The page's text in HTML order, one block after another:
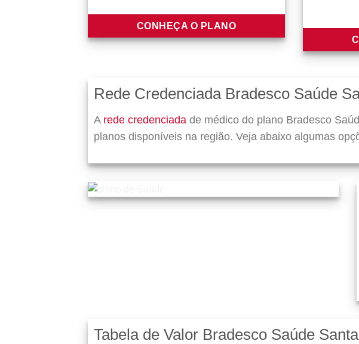
CONHEÇA O PLANO
Rede Credenciada Bradesco Saúde
A rede credenciada de médico do plano Bradesco
planos disponíveis na região. Veja abaixo algumas
Tabela de Valor Bradesco Saúde